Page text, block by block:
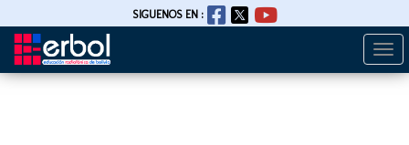
Pasar
SIGUENOS EN :